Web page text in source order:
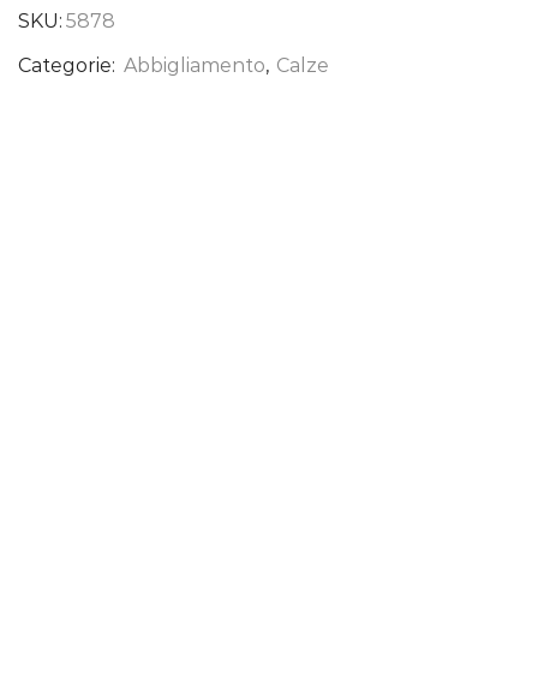
SKU: 5878
Categorie: Abbigliamento, Calze